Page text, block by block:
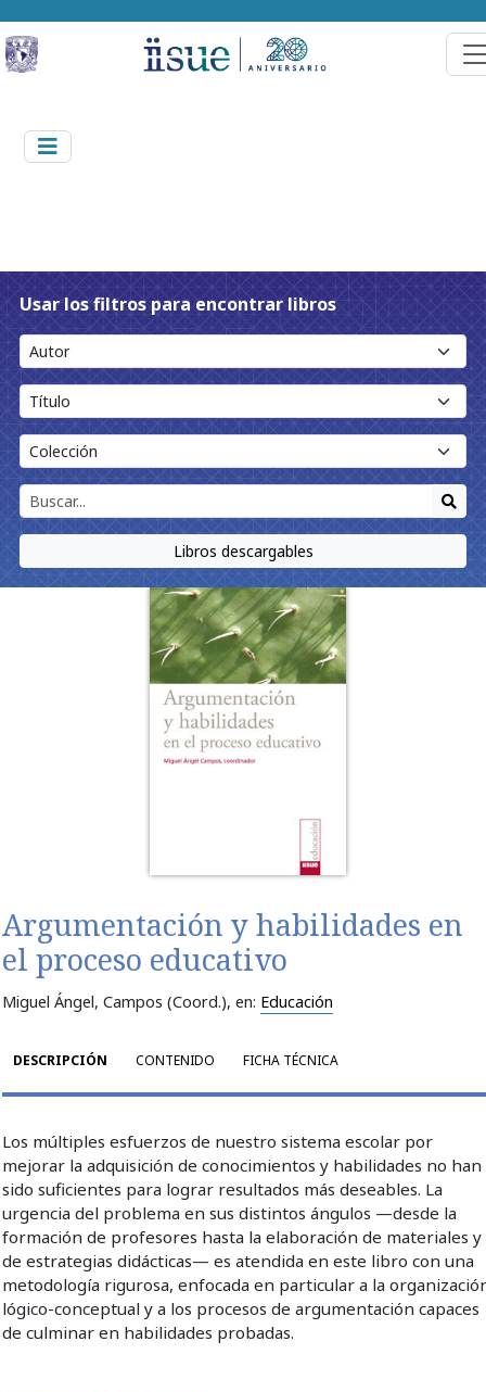
Usar los filtros para encontrar libros
Libros descargables
Argumentación y habilidades en
el proceso educativo
Miguel Ángel, Campos (Coord.), en: Educación
DESCRIPCIÓN CONTENIDO FICHA TÉCNICA
Los múltiples esfuerzos de nuestro sistema escolar por
mejorar la adquisición de conocimientos y habilidades no han
sido suficientes para lograr resultados más deseables. La
urgencia del problema en sus distintos ángulos —desde la
formación de profesores hasta la elaboración de materiales y
de estrategias didácticas— es atendida en este libro con una
metodología rigurosa, enfocada en particular a la
lógico-conceptual y a los procesos de argumentación capaces
de culminar en habilidades probadas.